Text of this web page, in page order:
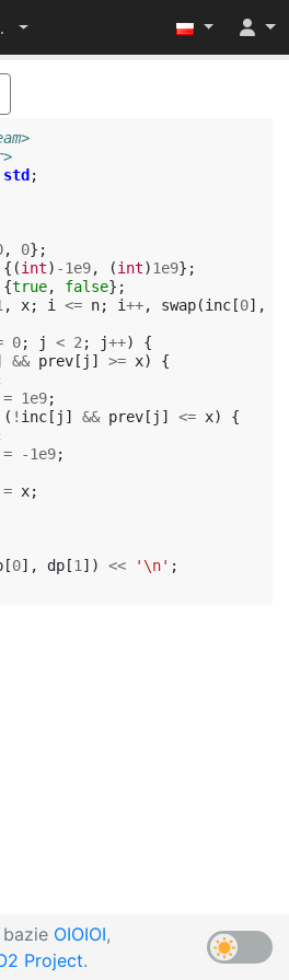
2022
std ;
, 0};
{(int) -1e9, (int)1e9};
{true, false};
, x; i <= n; i++, swap(inc [0],
0; j < 2 ; j++)
{
&& prev [ j ] >= x)
{
= 1e9;
( ! inc [ j ] && prev [ j ] <= x)
{
= -1e9;
= x;
[0], dp [1 ]) << '\n' ;
bazie OIOIOI,
Project.